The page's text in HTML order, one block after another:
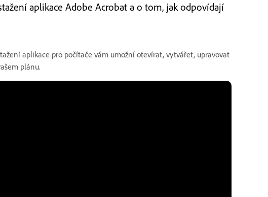
aplikace Adobe Acrobat a o tom, jak odpovídají
aplikace pro počítače vám umožní otevírat, vytvářet, upravovat
plánu.